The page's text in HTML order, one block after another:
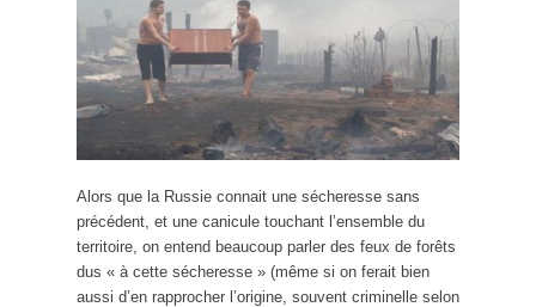
Alors que la Russie connait une sécheresse sans
précédent, et une canicule touchant l’ensemble du
territoire, on entend beaucoup parler des feux de forêts
dus « à cette sécheresse » (même si on ferait bien
aussi d’en rapprocher l’origine, souvent criminelle selon